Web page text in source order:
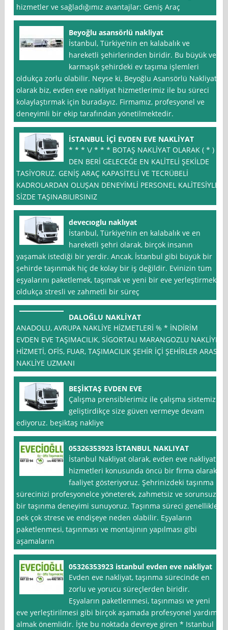
hizmetler ve sağladığımız avantajlar: Geniş Araç
Beyoğlu asansörlü nakliyat
İstanbul, Türkiye’nin en kalabalık ve
hareketli şehirlerinden biridir. Bu büyük ve
karmaşık şehirdeki ev taşıma işlemleri
oldukça zorlu olabilir. Neyse ki, Beyoğlu Asansörlü Nakliyat
olarak biz, evden eve nakliyat hizmetlerimiz ile bu süreci
kolaylaştırmak için buradayız. Firmamız, profesyonel ve
deneyimli bir ekip tarafından yönetilmektedir.
İSTANBUL İÇİ EVDEN EVE NAKLİYAT
* * * \/ * * * BOTAŞ NAKLİYAT OLARAK ( * )
DEN BERİ GELECEĞE EN KALİTELİ ŞEKİLDE
TASİYORUZ. GENİŞ ARAÇ KAPASİTELİ VE TECRÜBELİ
KADROLARDAN OLUŞAN DENEYİMLİ PERSONEL KALİTESİYLE
SİZDE TAŞINABILIRSINIZ
devecıoglu naklıyat
İstanbul, Türkiye’nin en kalabalık ve en
hareketli şehri olarak, birçok insanın
yaşamak istediği bir yerdir. Ancak, İstanbul gibi büyük bir
şehirde taşınmak hiç de kolay bir iş değildir. Evinizin tüm
eşyalarını paketlemek, taşımak ve yeni bir eve yerleştirmek
oldukça stresli ve zahmetli bir süreç
DALOĞLU NAKLİYAT
ANADOLU, AVRUPA NAKLİYE HİZMETLERİ % * İNDİRİM
EVDEN EVE TAŞIMACILIK, SİGORTALI MARANGOZLU NAKLİYE
HİZMETİ, OFİS, FUAR, TAŞIMACILIK ŞEHİR İÇİ ŞEHİRLER ARASI
NAKLİYE UZMANI
BEŞİKTAŞ EVDEN EVE
Çalışma prensiblerimiz ile çalışma sistemizi
geliştirdikçe size güven vermeye devam
ediyoruz. beşiktaş nakliye
05326353923 İSTANBUL NAKLIYAT
İstanbul Nakliyat olarak, evden eve nakliyat
hizmetleri konusunda öncü bir firma olarak
faaliyet gösteriyoruz. Şehrinizdeki taşınma
sürecinizi profesyonelce yöneterek, zahmetsiz ve sorunsuz
bir taşınma deneyimi sunuyoruz. Taşınma süreci genellikle
pek çok strese ve endişeye neden olabilir. Eşyaların
paketlenmesi, taşınması ve montajının yapılması gibi
aşamaların
05326353923 istanbul evden eve nakliyat
Evden eve nakliyat, taşınma sürecinde en
zorlu ve yorucu süreçlerden biridir.
Eşyaların paketlenmesi, taşınması ve yeni
eve yerleştirilmesi gibi birçok aşamada profesyonel yardım
almak önemlidir. İşte bu noktada devreye giren * Istanbul